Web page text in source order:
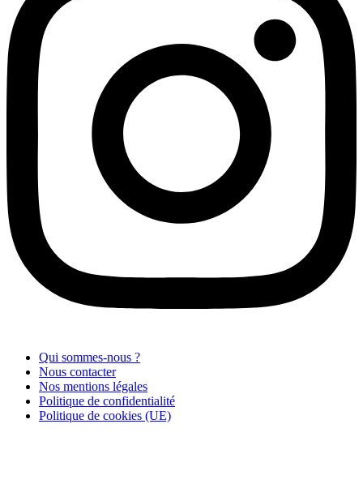
Qui sommes-nous ?
Nous contacter
Nos mentions légales
Politique de confidentialité
Politique de cookies (UE)